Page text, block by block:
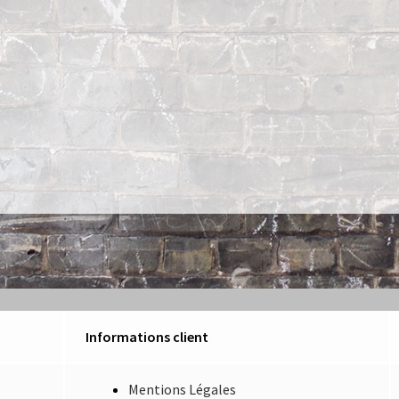
Informations client
Mentions Légales